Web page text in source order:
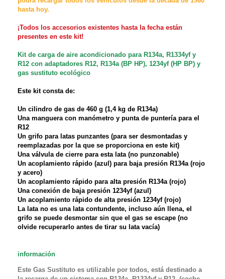
hasta hoy.
¡Todos los accesorios existentes hasta la fecha están
presentes en este kit!
Kit de carga de aire acondicionado para R134a, R1334yf y
R12 con adaptadores R12, R134a (BP HP), 1234yf (HP BP) y
gas sustituto ecológico
Este kit consta de:
Un cilindro de gas de 460 g (1,4 kg de R134a)
Una manguera con manómetro y punta de puntería para el
R12
Un grifo para latas punzantes (para ser desmontadas y
reemplazadas por la que se proporciona en este kit)
Una válvula de cierre para esta lata (no punzonable)
Un acoplamiento rápido (azul) para baja presión R134a (rojo
y acero)
Un acoplamiento rápido para alta presión R134a (rojo)
Una conexión de baja presión 1234yf (azul)
Un acoplamiento rápido de alta presión 1234yf (rojo)
La lata no es una lata contundente, incluso aún llena, el
grifo se puede desmontar sin que el gas se escape (no
olvide recuperarlo antes de tirar su lata vacía)
información
Este Gas Sustituto es utilizable por todos, está destinado a